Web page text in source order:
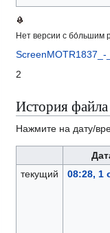
к
навигации
к
поиску
Нет версии с бо́льшим
ScreenMOTR1837_-
2
История файла
Нажмите на дату/
текущий
08:28, 1